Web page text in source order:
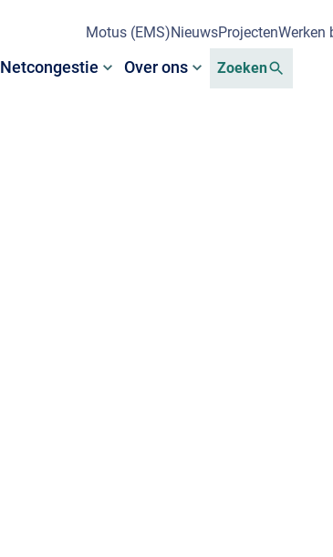
Netcongestie Over ons
Motus (EMS)NieuwsProjectenWerken
Zoeken